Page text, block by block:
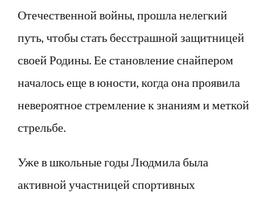
Отечественной войны, прошла нелегкий
путь, чтобы стать бесстрашной защитницей
своей Родины. Ее становление снайпером
началось еще в юности, когда она проявила
невероятное стремление к знаниям и меткой
стрельбе.
Уже в школьные годы Людмила была
активной участницей спортивных